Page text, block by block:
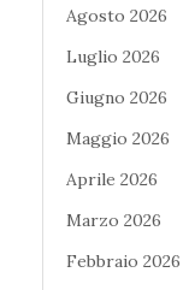
Agosto 2026
Luglio 2026
Giugno 2026
Maggio 2026
Aprile 2026
Marzo 2026
Febbraio 2026